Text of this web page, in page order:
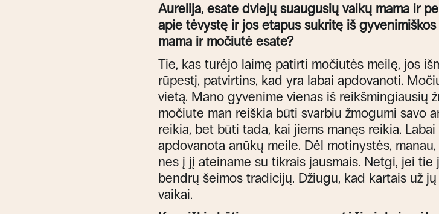
Aurelija, esate dviejų suaugusių vaikų mama ir
apie tėvystę ir jos etapus sukritę iš
mama ir močiutė esate?
Tie, kas turėjo laimę patirti močiutės meilę, jos
rūpestį, patvirtins, kad yra labai apdovanoti.
vietą. Mano gyvenime vienas iš reikšmingiausių
močiute man reiškia būti svarbiu žmogumi savo
reikia, bet būti tada, kai jiems manęs reikia.
apdovanota anūkų meile. Dėl motinystės,
nes į jį ateiname su tikrais jausmais. Netgi, jei tie
bendrų šeimos tradicijų. Džiugu, kad kartais už
vaikai.